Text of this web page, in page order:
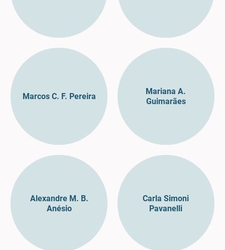
Marcos C. F. Pereira
Mariana A.
Guimarães
Alexandre M. B.
Anésio
Carla Simoni
Pavanelli